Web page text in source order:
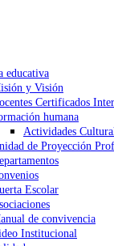
educativa
y Visión
Certificados
humana
Actividades
de Proyección
Escolar
de convivencia
Institucional